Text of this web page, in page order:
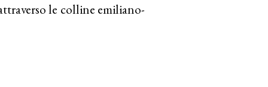
le colline emiliano-